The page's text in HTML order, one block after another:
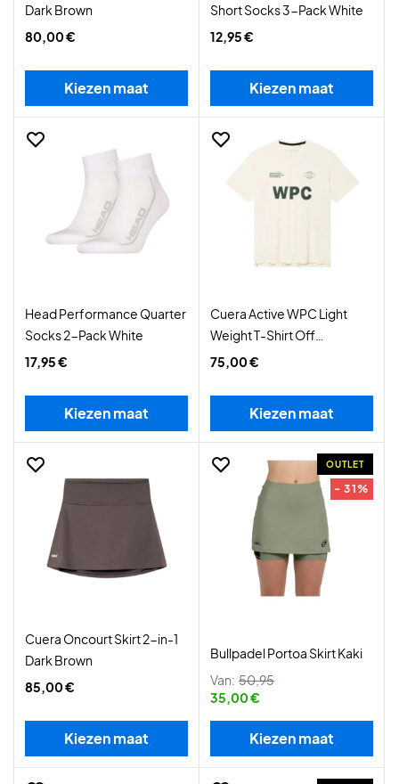
Dark Brown
80,00 €
Kiezen maat
Short Socks 3-Pack White
12,95 €
Kiezen maat
Head Performance Quarter
Socks 2-Pack White
17,95 €
Kiezen maat
Cuera Active WPC Light
Weight T-Shirt Off
White/Army
75,00 €
Kiezen maat
Cuera Oncourt Skirt 2-in-1
Dark Brown
85,00 €
Kiezen maat
OUTLET
- 31%
Bullpadel Portoa Skirt Kaki
Van: 50,95
35,00 €
Kiezen maat